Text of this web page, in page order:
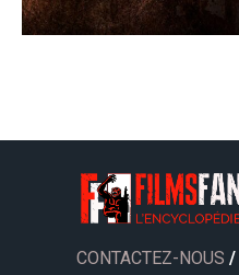
CONTACTEZ-NOUS /